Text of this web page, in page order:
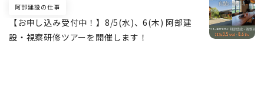
【お申し込み受付中！】8/5(水)、6(木) 阿部建
設・視察研修ツアーを開催します！
阿部建設の仕事